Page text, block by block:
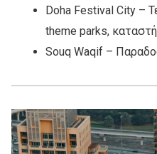
Doha Festival City –
theme parks,
Souq Waqif –